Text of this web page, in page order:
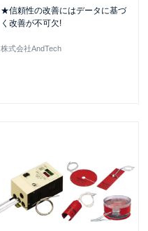
★信頼性の改善にはデータに基づ
く改善が不可欠!
株式会社AndTech